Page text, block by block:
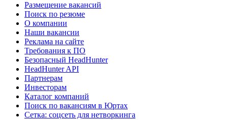
Размещение вакансий
Поиск по резюме
О компании
Наши вакансии
Реклама на сайте
Требования к ПО
Безопасный HeadHunter
HeadHunter API
Партнерам
Инвесторам
Каталог компаний
Поиск по вакансиям в Юртах
Сетка: соцсеть для нетворкинга